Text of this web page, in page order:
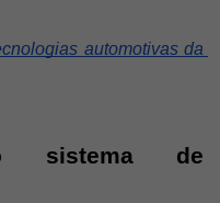
automotivas da
sistema de